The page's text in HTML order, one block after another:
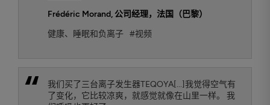
Frédéric Morand, 公司经理，法国（巴黎）
健康、睡眠和负离子
#视频
我们买了三台离子发生器TEQOYA[...]我觉得空气有
了变化，它比较凉爽，就感觉就像在山里一样。 我